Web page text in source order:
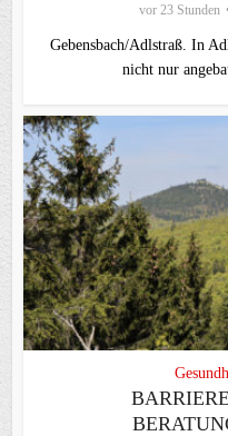
vor 23 Stunden
Gebensbach/Adlstraß. In
nicht nur